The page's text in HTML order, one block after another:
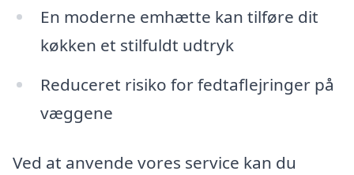
En moderne emhætte kan tilføre dit
køkken et stilfuldt udtryk
Reduceret risiko for fedtaflejringer på
væggene
Ved at anvende vores service kan du